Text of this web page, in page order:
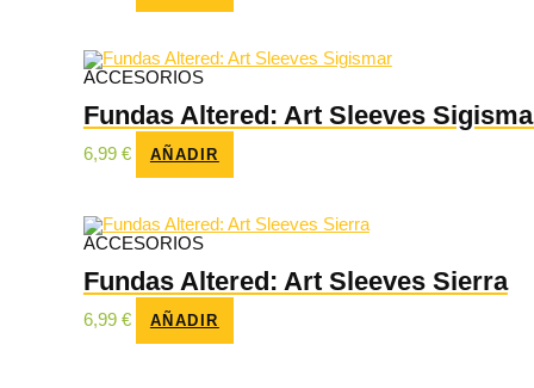
ACCESORIOS
Fundas Altered: Art Sleeves
6,99 € AÑADIR
ACCESORIOS
Fundas Altered: Art Sleeves Sierra
6,99 € AÑADIR